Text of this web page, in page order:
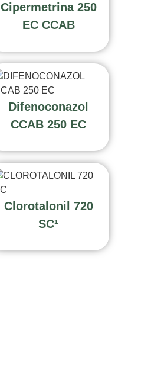
Cipermetrina 250
EC CCAB
Difenoconazol
CCAB 250 EC
Clorotalonil 720
SC¹